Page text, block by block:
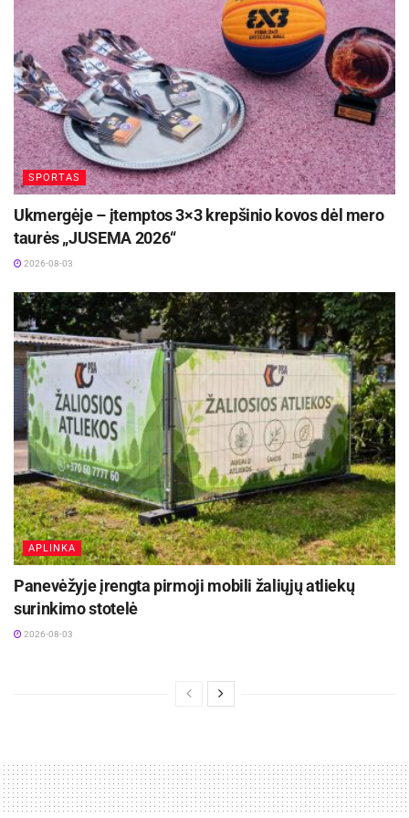
Čempionate vyko geriausio komandos žaidėjo
rinkimai, šis vardas atiteko Nojui Kaminskui.
Dabar sportininkams – atostogos, o jau
rugpjūčio 30 dieną Vilniuje vyks ketvirtasis
Lietuvos regbio jaunučių R-15 čempionato turas.
Žymos: Panevėžio sporto centras
SPORTAS
Ukmergėje – įtemptos 3×3 krepšinio kovos dėl mero
taurės „JUSEMA 2026“
2026-08-03
APLINKA
Panevėžyje įrengta pirmoji mobili žaliųjų atliekų
surinkimo stotelė
2026-08-03